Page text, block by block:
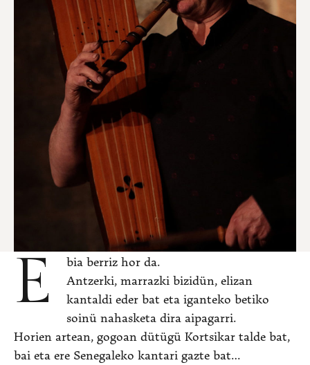
E
bia berriz hor da.
Antzerki, marrazki bizidün, elizan
kantaldi eder bat eta iganteko betiko
soinü nahasketa dira aipagarri.
Horien artean, gogoan dütügü Kortsikar talde bat,
bai eta ere Senegaleko kantari gazte bat…